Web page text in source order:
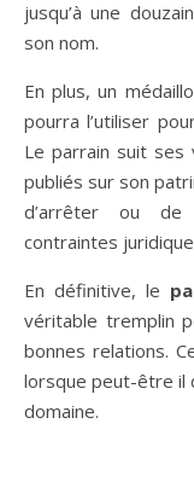
jusqu’à une
son nom.
En plus, un
pourra l’utiliser
Le parrain suit
publiés sur son
d’arrêter ou de
contraintes
En définitive, le
véritable tremplin
bonnes relations.
lorsque peut-être il
domaine.